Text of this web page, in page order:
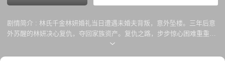
剧情简介 : 林氏千金林妍婚礼当日遭遇未婚夫背叛，意外坠楼。三年后意
外苏醒的林妍决心复仇，夺回家族资产。复仇之路，步步惊心困难重重。
所幸遇见了父亲的前保镖肖陌，两人并肩捶爆未婚夫，手撕小三，踏上了